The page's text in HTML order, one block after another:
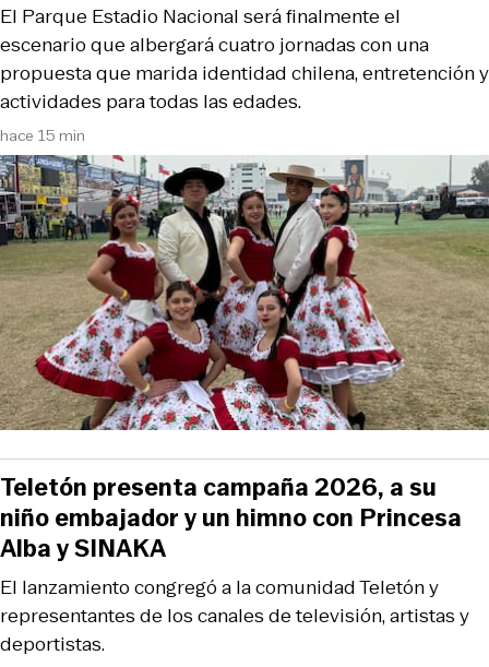
hace 15 min
El Parque Estadio Nacional será finalmente el
escenario que albergará cuatro jornadas con una
propuesta que marida identidad chilena, entretención y
actividades para todas las edades.
El lanzamiento congregó a la comunidad Teletón y
representantes de los canales de televisión, artistas y
deportistas.
Teletón presenta campaña 2026, a su
niño embajador y un himno con Princesa
Alba y SINAKA